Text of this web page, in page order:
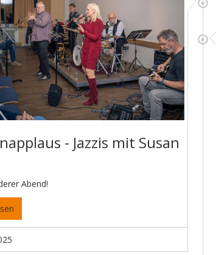
- Jazzis mit Susan
Abend!